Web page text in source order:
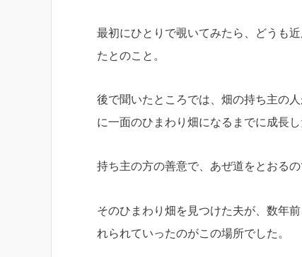
最初にひとりで覗いてみたら、どうも
たとのこと。
後で聞いたところでは、畑の持ち主の
に一面のひまわり畑になるまでに成長し
持ち主の方の善意で、あぜ道をとおる
そのひまわり畑を見つけた夫が、数年
れられていったのがこの場所でした。